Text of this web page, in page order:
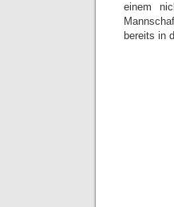
einem
bereits in